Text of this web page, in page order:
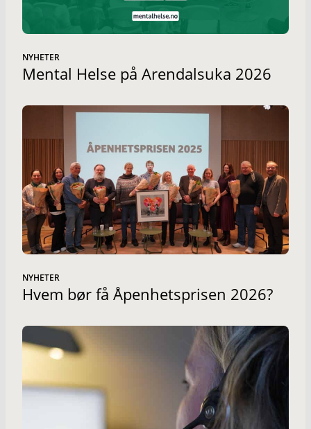
NYHETER
Mental Helse på Arendalsuka 2026
NYHETER
Hvem bør få Åpenhetsprisen 2026?